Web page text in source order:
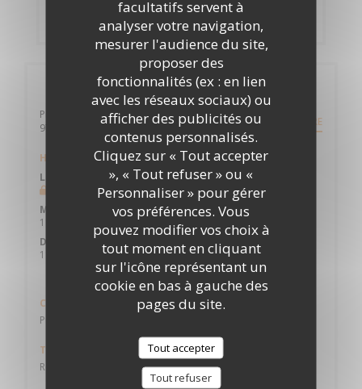
facultatifs servent à
analyser votre navigation,
mesurer l'audience du site,
proposer des
fonctionnalités (ex : en lien
avec les réseaux sociaux) ou
afficher des publicités ou
contenus personnalisés.
Cliquez sur « Tout accepter
», « Tout refuser » ou «
Personnaliser » pour gérer
vos préférences. Vous
pouvez modifier vos choix à
tout moment en cliquant
sur l'icône représentant un
cookie en bas à gauche des
pages du site.
Tout accepter
Tout refuser
RÉSERVER
Infos pratiques
Pigeon-Malendure
97125 Bouillante ((ouvre une nouvelle fenêtre)) ITINÉRAIRE
Horaires
Lun
Mer
11h45 - 14h30 *
19h00 - 21h30 *
Dimanche
11h45 - 15h00 *
* Uniquement sur réservation
Cuisine
Produits frais, Terroir, Traditionnel, Fait maison
Type de restaurant
Restaurant Bistronomique